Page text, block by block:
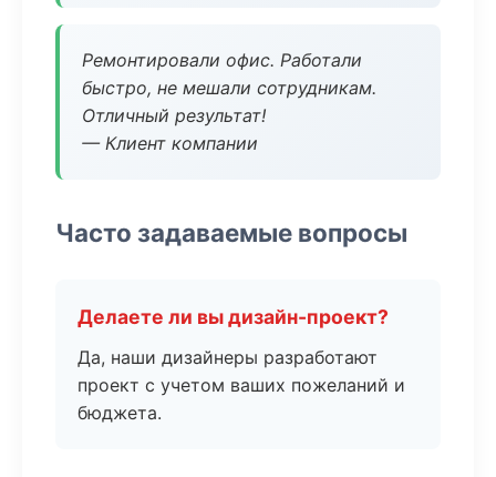
Ремонтировали офис. Работали
быстро, не мешали сотрудникам.
Отличный результат!
— Клиент компании
Часто задаваемые вопросы
Делаете ли вы дизайн-проект?
Да, наши дизайнеры разработают
проект с учетом ваших пожеланий и
бюджета.